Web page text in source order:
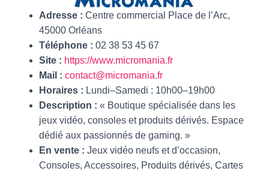
Adresse : Centre commercial Place de l’Arc,
45000 Orléans
Téléphone : 02 38 53 45 67
Site : https://www.micromania.fr
Mail : contact@micromania.fr
Horaires : Lundi–Samedi : 10h00–19h00
Description : « Boutique spécialisée dans les
jeux vidéo, consoles et produits dérivés. Espace
dédié aux passionnés de gaming. »
En vente : Jeux vidéo neufs et d’occasion,
Consoles, Accessoires, Produits dérivés, Cartes